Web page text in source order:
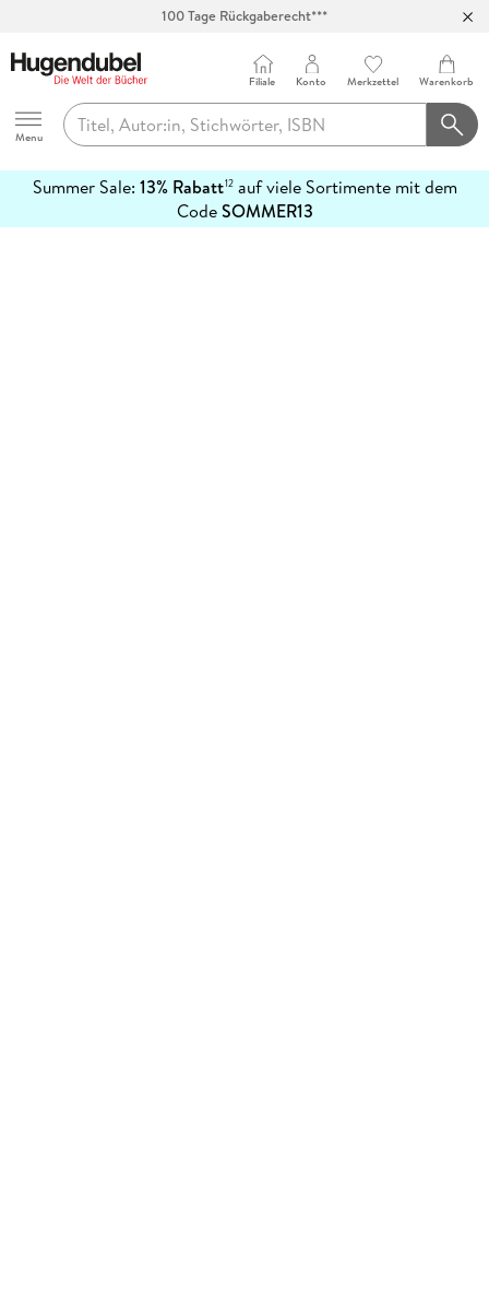
100 Tage Rückgaberecht***
Hugendubel
Menu
Filiale Konto Merkzettel Warenkorb
Summer Sale: 13% Rabatt12auf viele Sortimente mit dem
CodeSOMMER13
erfahren